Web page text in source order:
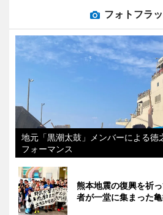
フォトフラ
地元「黒潮太鼓」メンバーによる徳
フォーマンス
熊本地震の復興を祈
者が一堂に集まった